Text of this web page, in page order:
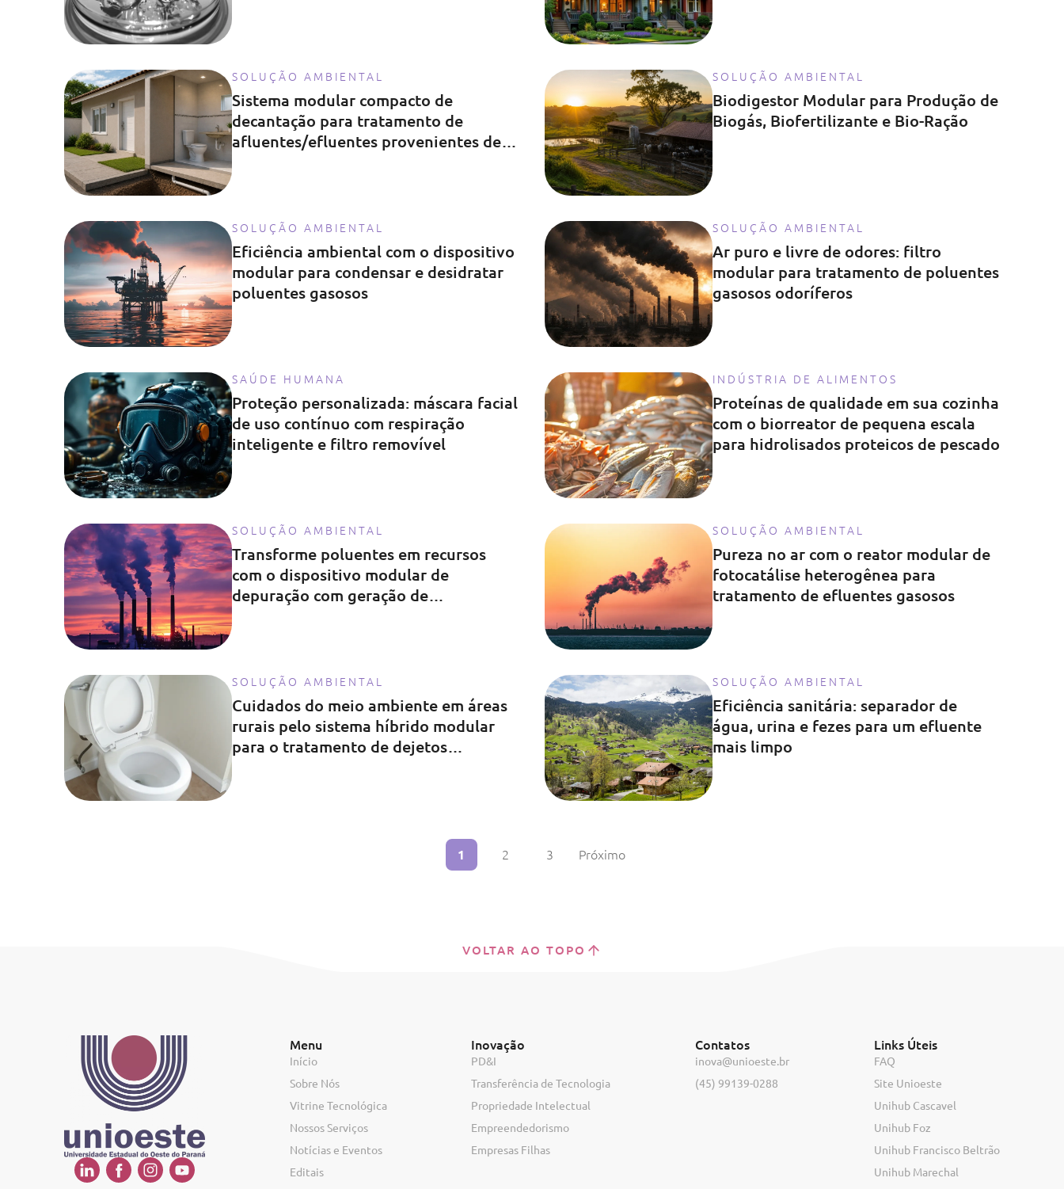
Sistema modular compacto de
decantação para tratamento de
afluentes/efluentes provenientes de
diversas fontes
SOLUÇÃO AMBIENTAL
Biodigestor Modular para Produção de
Biogás, Biofertilizante e Bio-Ração
SOLUÇÃO AMBIENTAL
Eficiência ambiental com o dispositivo
modular para condensar e desidratar
poluentes gasosos
SOLUÇÃO AMBIENTAL
Ar puro e livre de odores: filtro
modular para tratamento de poluentes
gasosos odoríferos
SOLUÇÃO AMBIENTAL
Proteção personalizada: máscara facial
de uso contínuo com respiração
inteligente e filtro removível
SAÚDE HUMANA
Proteínas de qualidade em sua cozinha
com o biorreator de pequena escala
para hidrolisados proteicos de pescado
INDÚSTRIA DE ALIMENTOS
Transforme poluentes em recursos
com o dispositivo modular de
depuração com geração de
combustível integrada
SOLUÇÃO AMBIENTAL
Pureza no ar com o reator modular de
fotocatálise heterogênea para
tratamento de efluentes gasosos
SOLUÇÃO AMBIENTAL
Cuidados do meio ambiente em áreas
rurais pelo sistema híbrido modular
para o tratamento de dejetos
sanitários
SOLUÇÃO AMBIENTAL
Eficiência sanitária: separador de
água, urina e fezes para um efluente
mais limpo
SOLUÇÃO AMBIENTAL
1 2 3 Próximo
VOLTAR AO TOPO
Menu
Início
Sobre Nós
Vitrine Tecnológica
Nossos Serviços
Notícias e Eventos
Editais
Inovação
PD&I
Transferência de Tecnologia
Propriedade Intelectual
Empreendedorismo
Empresas Filhas
Contatos
inova@unioeste.br
(45) 99139-0288
Links Úteis
FAQ
Site Unioeste
Unihub Cascavel
Unihub Foz
Unihub Francisco Beltrão
Unihub Marechal